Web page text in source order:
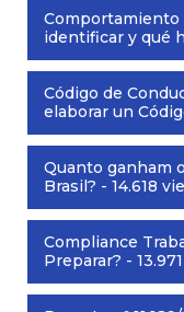
Comportamiento
identificar y qué
Código de
elaborar un
Quanto ganham
Brasil? - 14.618
Compliance
Preparar? -